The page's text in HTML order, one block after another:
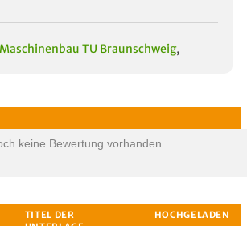
Maschinenbau TU Braunschweig,
keine Bewertung vorhanden